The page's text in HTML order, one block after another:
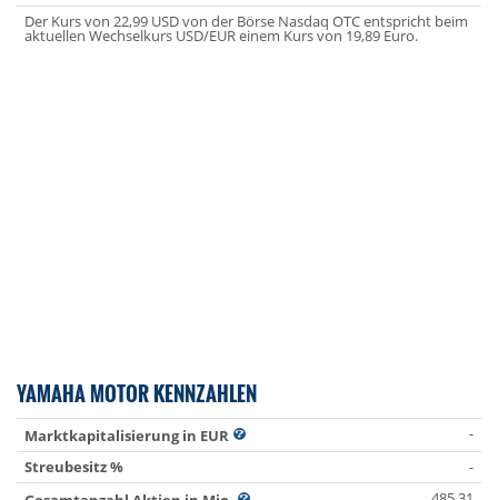
Der Kurs von 22,99 USD von der Börse Nasdaq OTC entspricht beim
aktuellen Wechselkurs USD/EUR einem Kurs von 19,89 Euro.
YAMAHA MOTOR KENNZAHLEN
Marktkapitalisierung in EUR
-
Streubesitz %
-